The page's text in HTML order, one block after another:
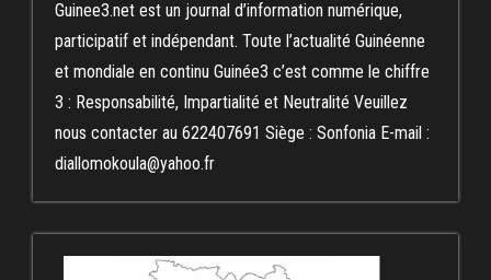
Guinee3.net est un journal d’information numérique,
participatif et indépendant. Toute l’actualité Guinéenne
et mondiale en continu Guinée3 c’est comme le chiffre
3 : Responsabilité, Impartialité et Neutralité Veuillez
nous contacter au 622407691 Siège : Sonfonia E-mail :
diallomokoula@yahoo.fr